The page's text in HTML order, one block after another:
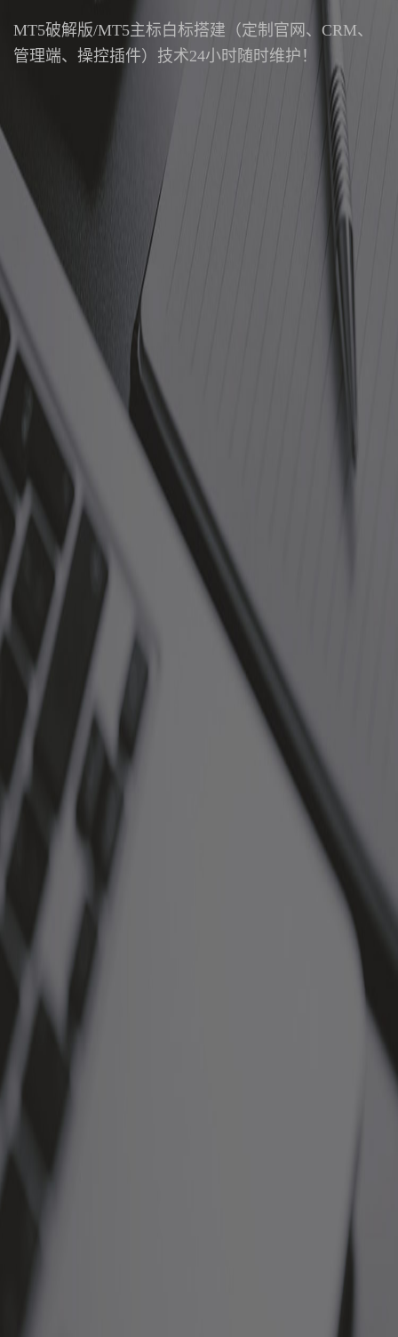
MT5破解版/MT5主标白标搭建（定制官网、CRM、
管理端、操控插件）技术24小时随时维护！